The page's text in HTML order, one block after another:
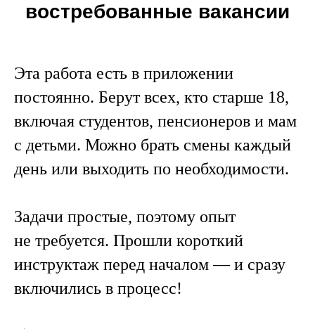
востребованные вакансии
Эта работа есть в приложении
постоянно. Берут всех, кто старше 18,
включая студентов, пенсионеров и мам
с детьми. Можно брать смены каждый
день или выходить по необходимости.
Задачи простые, поэтому опыт
не требуется. Прошли короткий
инструктаж перед началом — и сразу
включились в процесс!